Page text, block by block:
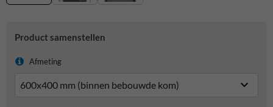
Product samenstellen
Afmeting